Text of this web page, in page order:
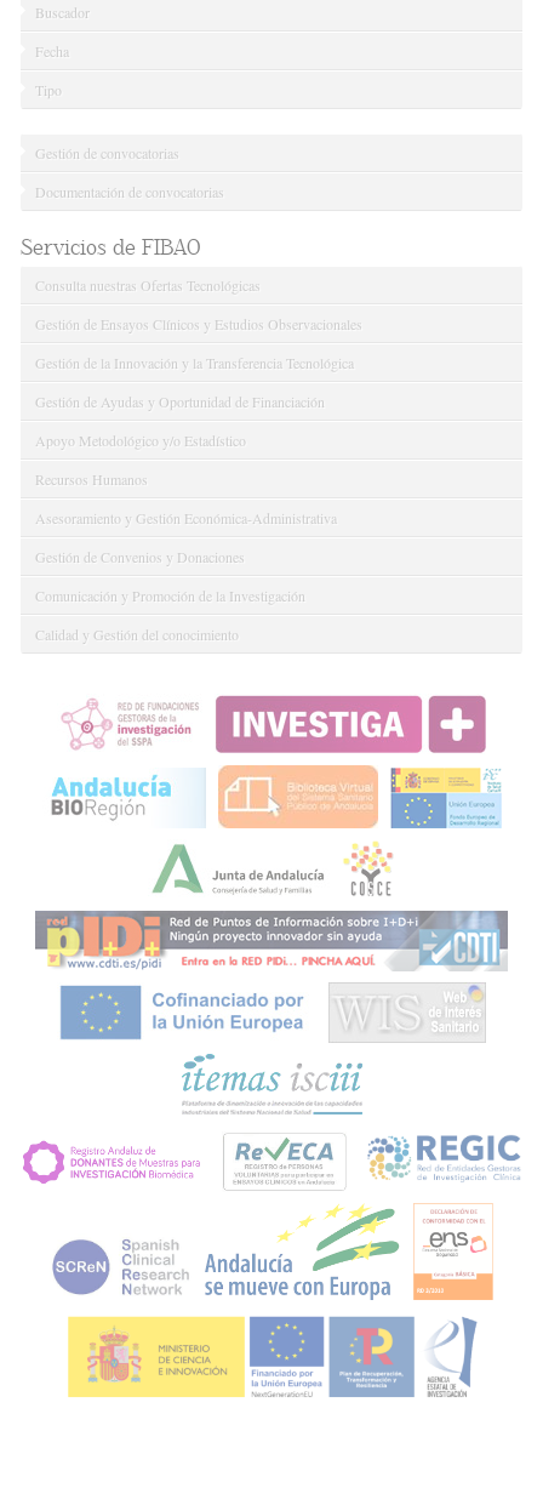
Buscador
Fecha
Tipo
Gestión de convocatorias
Documentación de convocatorias
Servicios de FIBAO
Consulta nuestras Ofertas Tecnológicas
Gestión de Ensayos Clínicos y Estudios Observacionales
Gestión de la Innovación y la Transferencia Tecnológica
Gestión de Ayudas y Oportunidad de Financiación
Apoyo Metodológico y/o Estadístico
Recursos Humanos
Asesoramiento y Gestión Económica-Administrativa
Gestión de Convenios y Donaciones
Comunicación y Promoción de la Investigación
Calidad y Gestión del conocimiento